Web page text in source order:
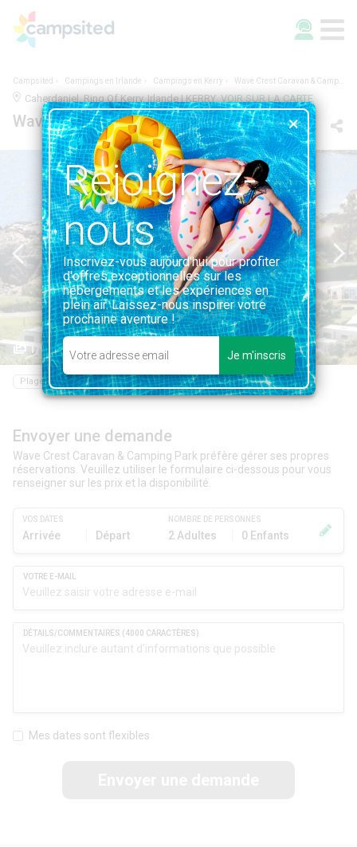
Campsited Campings en Irlande Campings en Kerry Wave Crest Caravan & Camping Park
Caherdaniel, Ring Of Kerry, Irlande | KERRY VOIR SUR LA CARTE
Wave Crest Caravan & Camping Park
1/3
Plage Restaurant Epicerie Randonnée Navigazione
Envoyer une demande
Wave Crest Caravan & Camping Park préfère gérer ses propres
réservations. Veuillez utiliser le formulaire ci-dessous pour vous
renseigner sur les prix et la disponibilité.
VOS DATES
Arrivée Départ
NOMBRE DE PERSONNES
2 Adultes 0 Enfants
Mes dates sont flexibles
Rejoignez-
nous
Inscrivez-vous aujourd'hui pour profiter
d'offres exceptionnelles sur les
hébergements et les expériences en
plein air. Laissez-nous inspirer votre
prochaine aventure !
Je m'inscris